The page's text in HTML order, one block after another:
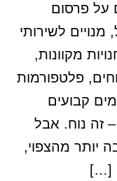
פרסום
מנויים לשירותי
מקוונות,
פלטפורמות
קבועים
זה נוח. אבל
יותר מהצפוי,
[…]